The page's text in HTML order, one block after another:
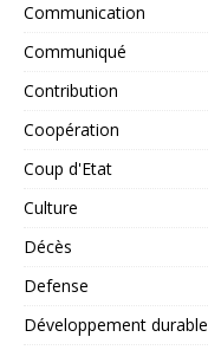
Communication
Communiqué
Contribution
Coopération
Coup d'Etat
Culture
Décès
Defense
Développement durable